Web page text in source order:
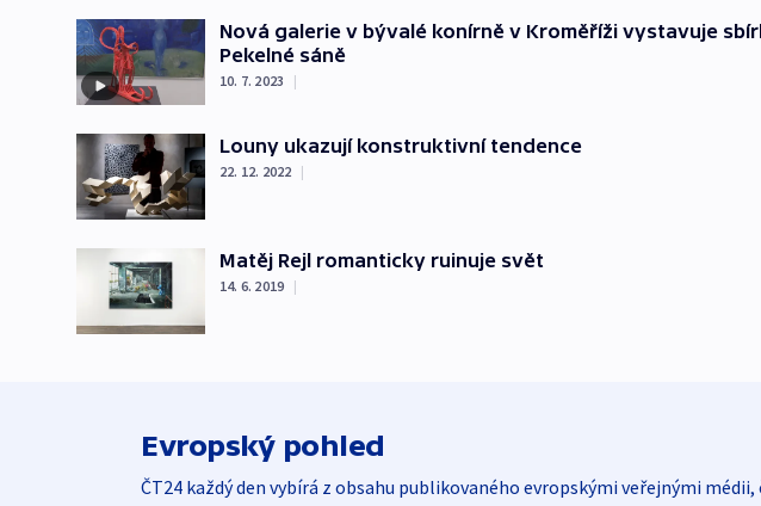
Nová galerie v bývalé konírně v Kroměříži vystavuje
Pekelné sáně
10. 7. 2023 |
Louny ukazují konstruktivní tendence
22. 12. 2022 |
Matěj Rejl romanticky ruinuje svět
14. 6. 2019 |
Evropský pohled
ČT24 každý den vybírá z obsahu publikovaného evropskými veřejnými médii,